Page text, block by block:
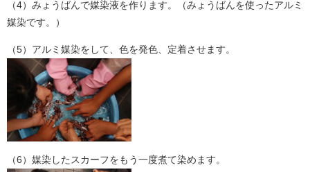
（4）みょうばんで媒染液を作ります。（みょうばんを使ったアルミ
媒染です。）
（5）アルミ媒染をして、色を発色、定着させます。
（6）媒染したスカーフをもう一度煮て染めます。